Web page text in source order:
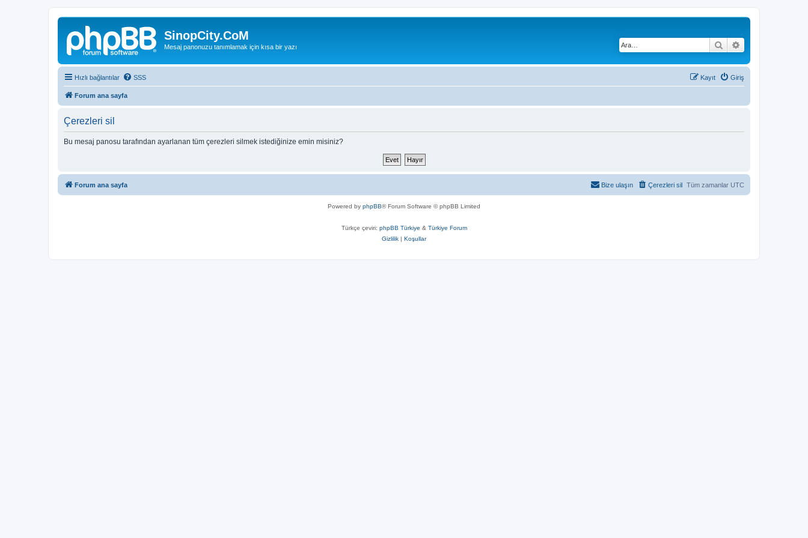
SinopCity.CoM
Mesaj panonuzu tanımlamak için kısa bir yazı Ara
Hızlı bağlantılar SSS Giriş
Kayıt
Forum ana sayfa
Çerezleri sil
Bu mesaj panosu tarafından ayarlanan tüm çerezleri silmek istediğinize emin misiniz?
Forum ana sayfa Tüm zamanlar UTC
Çerezleri sil
Bize ulaşın
Powered by phpBB® Forum Software © phpBB Limited
Türkçe çeviri: phpBB Türkiye & Türkiye Forum
Gizlilik | Koşullar